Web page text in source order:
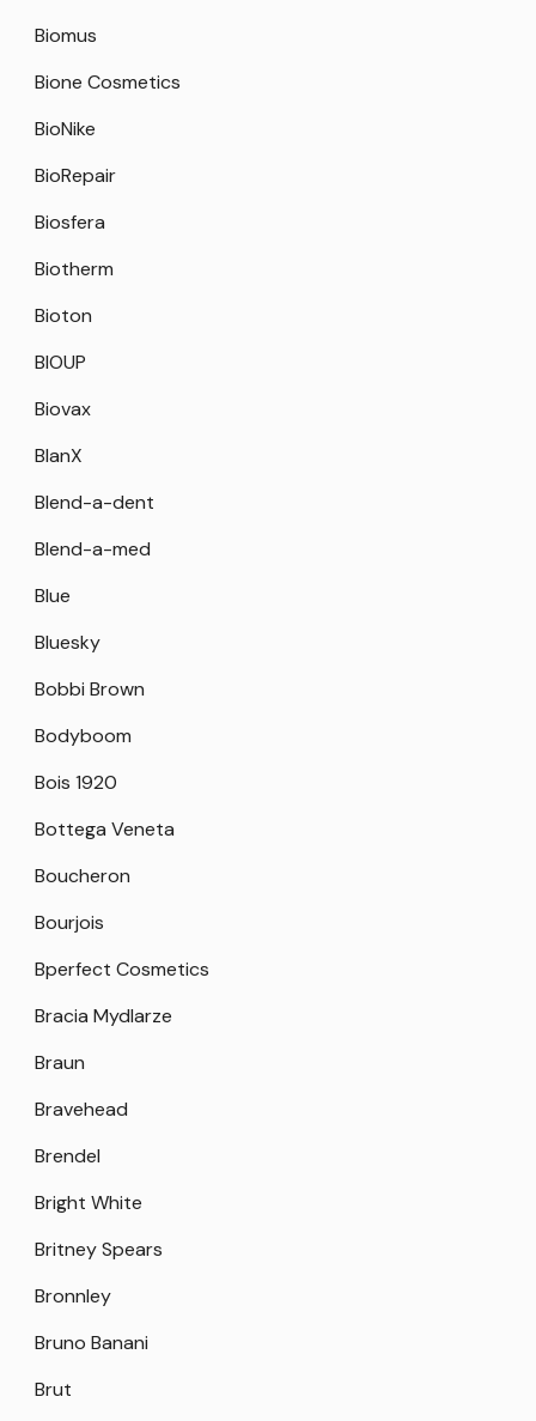
Biomus
Bione Cosmetics
BioNike
BioRepair
Biosfera
Biotherm
Bioton
BIOUP
Biovax
BlanX
Blend-a-dent
Blend-a-med
Blue
Bluesky
Bobbi Brown
Bodyboom
Bois 1920
Bottega Veneta
Boucheron
Bourjois
Bperfect Cosmetics
Bracia Mydlarze
Braun
Bravehead
Brendel
Bright White
Britney Spears
Bronnley
Bruno Banani
Brut